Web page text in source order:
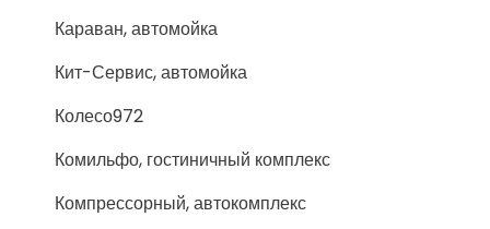
Караван, автомойка
Кит-Сервис, автомойка
Колесо972
Комильфо, гостиничный комплекс
Компрессорный, автокомплекс